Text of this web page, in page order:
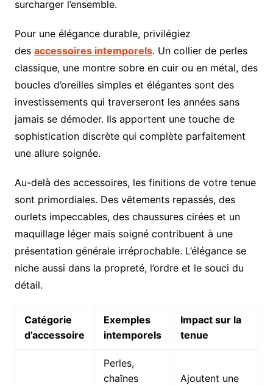
surcharger l’ensemble.
Pour une élégance durable, privilégiez
des accessoires intemporels. Un collier de perles
classique, une montre sobre en cuir ou en métal, des
boucles d’oreilles simples et élégantes sont des
investissements qui traverseront les années sans
jamais se démoder. Ils apportent une touche de
sophistication discrète qui complète parfaitement
une allure soignée.
Au-delà des accessoires, les finitions de votre tenue
sont primordiales. Des vêtements repassés, des
ourlets impeccables, des chaussures cirées et un
maquillage léger mais soigné contribuent à une
présentation générale irréprochable. L’élégance se
niche aussi dans la propreté, l’ordre et le souci du
détail.
Catégorie
d’accessoire
Exemples
intemporels
Impact sur la
tenue
Perles,
chaînes
Ajoutent une